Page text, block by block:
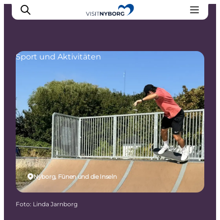
Erlebnisse in Nyborg
Outdoor
Veranstaltungen
Übernachtung
Reiseplanung
Buchen & kaufen
Nyborg, Fünen und die Inseln
Sport und Aktivitäten
Foto: Linda Jarnborg